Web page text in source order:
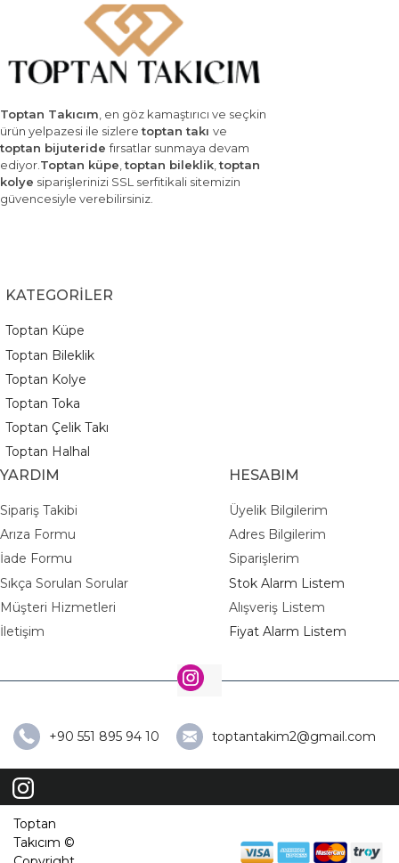
Toptan Takıcım, en göz kamaştırıcı ve seçkin
ürün yelpazesi ile sizleretoptan takı ve
toptan bijuteridefırsatlar sunmaya devam
ediyor.Toptan küpe,toptan bileklik,toptan
kolye siparişlerinizi SSL serfitikali sitemizin
güvencesiyle verebilirsiniz.
KATEGORİLER
Toptan Küpe
Toptan Bileklik
Toptan Kolye
Toptan Toka
Toptan Çelik Takı
Toptan Halhal
YARDIM
Sipariş Takibi
Arıza Formu
İade Formu
Sıkça Sorulan Sorular
Müşteri Hizmetleri
İletişim
HESABIM
Üyelik Bilgilerim
Adres Bilgilerim
Siparişlerim
Stok Alarm Listem
Alışveriş Listem
Fiyat Alarm Listem
+90 551 895 94 10 toptantakim2@gmail.com
Toptan
Takıcım ©